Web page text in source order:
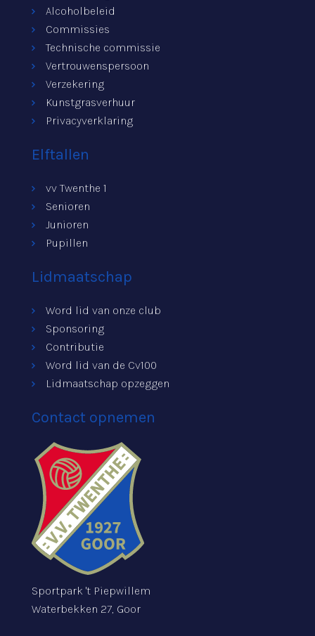
Alcoholbeleid
Commissies
Technische commissie
Vertrouwenspersoon
Verzekering
Kunstgrasverhuur
Privacyverklaring
Elftallen
vv Twenthe 1
Senioren
Junioren
Pupillen
Lidmaatschap
Word lid van onze club
Sponsoring
Contributie
Word lid van de Cv100
Lidmaatschap opzeggen
Contact opnemen
Sportpark 't Piepwillem
Waterbekken 27, Goor